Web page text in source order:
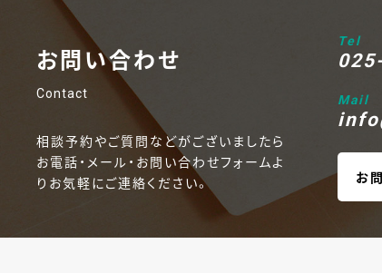
お問い合わせ
Contact
相談予約やご質問などがございましたら
お電話・メール・お問い合わせフォームよ
りお気軽にご連絡ください。
Tel
Mail
お